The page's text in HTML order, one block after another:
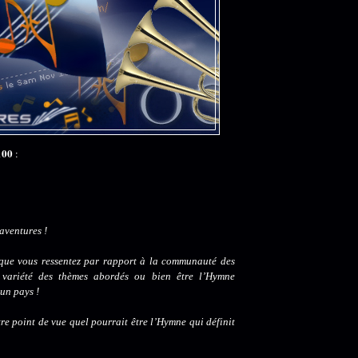
:
!
vous ressentez par rapport à la communauté des
des thèmes abordés ou bien être l’Hymne
pays !
point de vue quel pourrait être l’Hymne qui définit